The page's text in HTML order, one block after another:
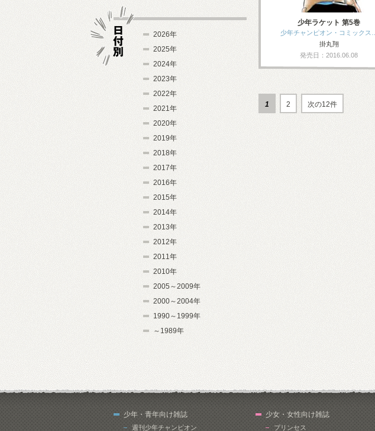
少年ラケット 第5巻
少年チャンピオン・コミックス…
掛丸翔
発売日：2016.06.08
1 2 次の12件
2026年
2025年
2024年
2023年
2022年
2021年
2020年
2019年
2018年
2017年
2016年
2015年
2014年
2013年
2012年
2011年
2010年
2005～2009年
2000～2004年
1990～1999年
～1989年
少年・青年向け雑誌
週刊少年チャンピオン
少女・女性向け雑誌
プリンセス